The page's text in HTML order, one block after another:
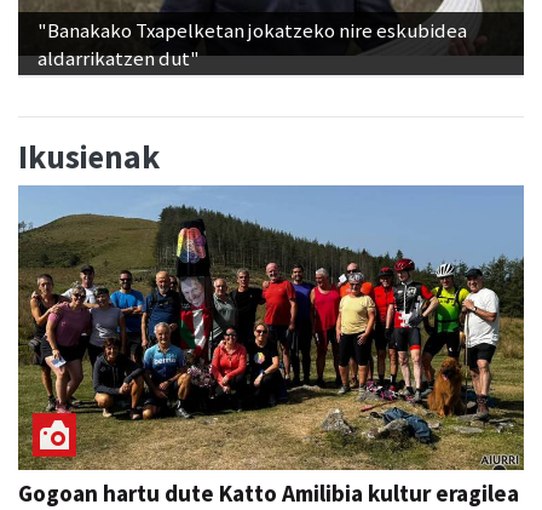
"Banakako Txapelketan jokatzeko nire eskubidea
aldarrikatzen dut"
Ikusienak
Gogoan hartu dute Katto Amilibia kultur eragilea